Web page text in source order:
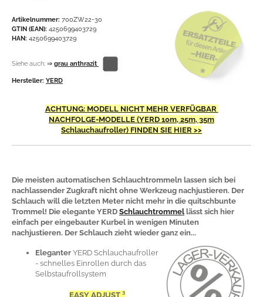
Artikelnummer: 700ZW22-30
GTIN (EAN): 4250699403729
HAN: 4250699403729
Siehe auch: ⇒ grau anthrazit
Hersteller: YERD
ACHTUNG: MODELL NICHT MEHR VERFÜGBAR
NACHFOLGE-MODELLE (YERD 10m, 25m, 35m
Schlauchaufroller) FINDEN SIE HIER >>
Die meisten automatischen Schlauchtrommeln lassen sich bei
nachlassender Zugkraft nicht ohne Werkzeug nachjustieren. Der
Schlauch will die letzten Meter nicht mehr in die quitschbunte
Trommel! Die elegante YERD Schlauchtrommel lässt sich hier
einfach per eingebauter Kurbel in wenigen Minuten
nachjustieren. Der Schlauch zieht wieder ganz ein...
Eleganter YERD Schlauchaufroller
- schnelles Einrollen durch das
Selbstaufrollsystem
EASY ADJUST ³